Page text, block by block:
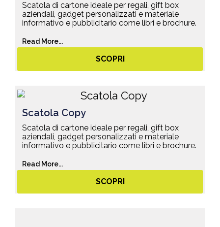
Scatola di cartone ideale per regali, gift box
aziendali, gadget personalizzati e materiale
informativo e pubblicitario come libri e brochure.
Read More...
SCOPRI
Scatola Copy
Scatola di cartone ideale per regali, gift box
aziendali, gadget personalizzati e materiale
informativo e pubblicitario come libri e brochure.
Read More...
SCOPRI